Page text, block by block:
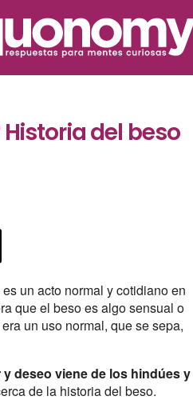
del beso
un acto normal y cotidiano en
que el beso es algo sensual o
un uso normal, que se sepa,
deseo viene de los hindúes y
de la historia del beso.